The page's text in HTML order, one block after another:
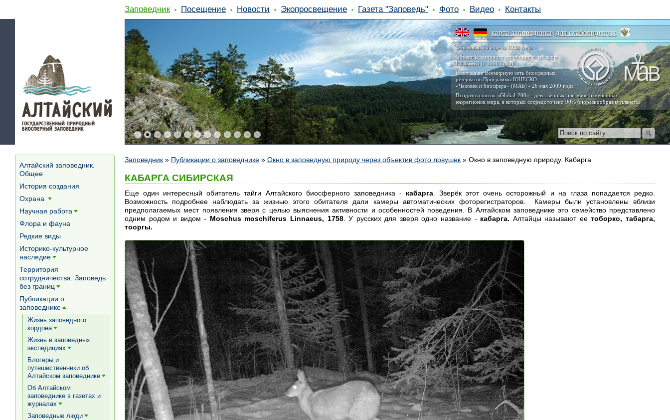
карта заповедника | для слабовидящих
Образован 16 апреля 1932 года
Объект Всемирного природного наследия
ЮНЕСКО (с 1998 года)
Включён во Всемирную сеть биосферных
резерватов Программы ЮНЕСКО
«Человек и биосфера» (МАБ) - 26 мая 2009 года
Входит в список «Global-200» - девственных или мало изменённых
экорегионов мира, в которых сосредоточено 90% биоразнообразия планеты
Заповедник Посещение Новости Экопросвещение Газета "Заповедь" Фото Видео Контакты
Заповедник » Публикации о заповеднике » Окно в заповедную природу через объектив фото ловушек » Окно в заповедную природу. Кабарга
КАБАРГА СИБИРСКАЯ
Еще один интересный обитатель тайги Алтайского биосферного заповедника - кабарга . Зверёк этот очень осторожный и на глаза попадается редко.
Возможность подробнее наблюдать за жизнью этого обитателя дали камеры автоматических фоторегистраторов. Камеры были установлены вблизи
предполагаемых мест появления зверя с целью выяснения активности и особенностей поведения. В Алтайском заповеднике это семейство представлено
одним родом и видом - Moschus moschiferus Linnaeus, 1758. У русских для зверя одно название - кабарга. Алтайцы называют еетоборко, табарга,
тооргы.
Алтайский заповедник.
Общее
История создания
Охрана
Научная работа
Флора и фауна
Редкие виды
Историко-культурное
наследие
Территория
сотрудничества. Заповедь
без границ
Публикации о
заповеднике [+]
Жизнь заповедного
кордона
Жизнь в заповедных
экспедициях
Блогеры и
путешественники об
Алтайском заповеднике
Об Алтайском
заповеднике в газетах и
журналах
Заповедные люди